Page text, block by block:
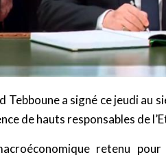
Tebboune a signé ce jeudi au
de hauts responsables de
retenu